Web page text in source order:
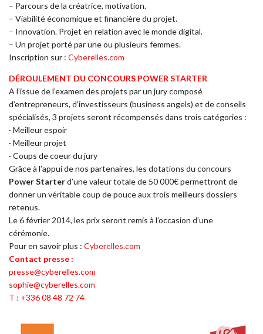
– Parcours de la créatrice, motivation.
– Viabilité économique et financière du projet.
– Innovation. Projet en relation avec le monde digital.
– Un projet porté par une ou plusieurs femmes.
Inscription sur : Cyberelles.com
DÉROULEMENT DU CONCOURS POWER STARTER
A l’issue de l’examen des projets par un jury composé
d’entrepreneurs, d’investisseurs (business angels) et de conseils
spécialisés, 3 projets seront récompensés dans trois catégories :
· Meilleur espoir
· Meilleur projet
· Coups de coeur du jury
Grâce à l’appui de nos partenaires, les dotations du concours
Power Starterd’une valeur totale de 50 000€ permettront de
donner un véritable coup de pouce aux trois meilleurs dossiers
retenus.
Le 6 février 2014, les prix seront remis à l’occasion d’une
cérémonie.
Pour en savoir plus : Cyberelles.com
Contact presse :
presse@cyberelles.com
sophie@cyberelles.com
T : +336 08 48 72 74